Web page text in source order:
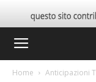
Home Anticipazioni